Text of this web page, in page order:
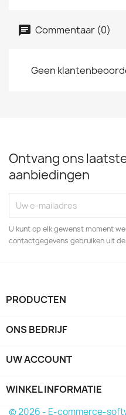
Commentaar (0)
Geen
Ontvang ons
aanbiedingen
U kunt op elk gewenst moment
contactgegevens gebruiken uit
PRODUCTEN
ONS BEDRIJF
UW ACCOUNT
WINKEL INFORMATIE
© 2026 - E-commerce-